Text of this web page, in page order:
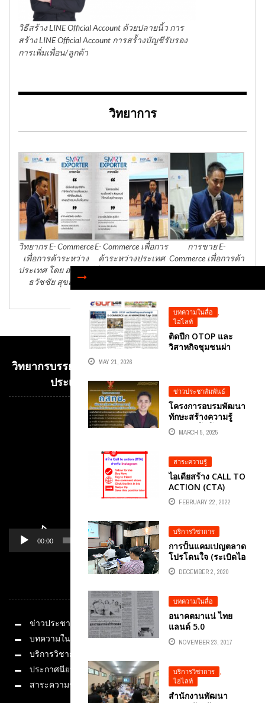
บทความในสื่อ
,
ไฮไลท์
ติดปีก OTOP และ
วิสาหกิจชุมชนผ่า
2026 บทความประจำ
ปลายเดือน 16-31
พฤษภาคม 2569โดย
คอลัมนีสต์ อ.ดร.ต้น
รัก ธวัชชัย ...
MAY 21, 2026
ข่าวประชาสัมพันธ์
โครงการอบรมพัฒนา
ทักษะสร้างความรู้
ด้านเทคโนโลยี
สารสนเทศสู่สังคม
เหนือ เรียนรู้
เทคโนโลยี AI
นวัตกรรมทางการ
ศึกษาสำหรับครู
ดิจิทัล วิทยา
MARCH 5, 2025
สาระความรู้
ไอเดียสร้าง CALL TO
ACTION (CTA)
สำหรับ INSTAGRAM
FEBRUARY 22, 2022
บริการวิชาการ
การปั้นแคมเปญตลาด
โปรโดนใจ (ระเบิดไอ
เดียสร้างคอนเท้นต์
เงินล้าน) อ.ต้นรัก
DECEMBER 2, 2020
บทความในสื่อ
อนาคตมาแน่ ไทย
แลนด์ 5.0
หนังสือพิมพ์สยามรัฐ
NOVEMBER 23, 2017
บริการวิชาการ
,
ไฮไลท์
สำนักงานพัฒนา
วิธีสร้าง LINE Official Account ด้วยปลายนิ้ว การ
สร้าง LINE Official Account การสร้้างบัญชีรับรอง
การเพิ่มเพื่อน/ลูกค้า
วิทยาการ
วิทยากร E- Commerce
เพื่อการค้าระหว่าง
ประเทศ โดย อาจารย์
ธวัชชัย สุขสีดา
E- Commerce เพื่อการ
ค้าระหว่างประเทศ
การขาย E-
Commerce เพื่อการค้า
วิทยากรบรรยาย E-COMMERCE เพื่อการค้าระหว่าง
ประเทศ อ.ดร.ต้นรัก ธวัชชัย สุขสีดา
00:00
หมวดหมู่
ข่าวประชาสัมพันธ์
บทความในสื่อ
บริการวิชาการ
ประกาศนียบัตร
สาระความรู้